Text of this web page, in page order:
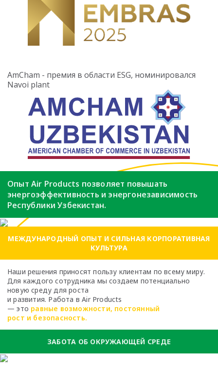
AmCham - премия в области ESG, номинировался
Navoi plant
Опыт Air Products позволяет повышать
энергоэффективность и энергонезависимость
Республики Узбекистан.
МЕЖДУНАРОДНЫЙ ОПЫТ И СИЛЬНАЯ КОРПОРАТИВНАЯ
КУЛЬТУРА
Наши решения приносят пользу клиентам по всему миру.
Для каждого сотрудника мы создаем потенциально
новую среду для роста
и развития. Работа в Air Products
— это равные возможности, постоянный
рост и безопасность.
ЗАБОТА ОБ ОКРУЖАЮЩЕЙ СРЕДЕ